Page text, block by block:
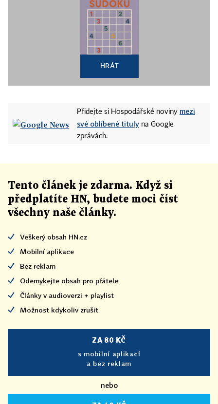
HRÁT
Přidejte si Hospodářské noviny mezi
své oblíbené tituly na Google
zprávách.
Tento článek je zdarma. Když si
předplatíte HN, budete moci číst
všechny naše články.
Veškerý obsah HN.cz
Mobilní aplikace
Bez reklam
Odemykejte obsah pro přátele
Články v audioverzi + playlist
Možnost kdykoliv zrušit
ZA 80 KČ
s mobilní aplikací
a bez reklam
nebo